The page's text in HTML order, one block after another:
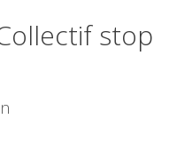
stop